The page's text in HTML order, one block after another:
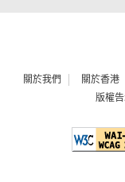
關於我們 關於香港
版權